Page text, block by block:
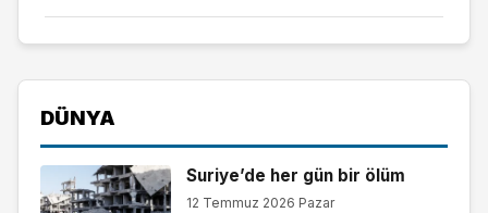
DÜNYA
Suriye’de her gün bir ölüm
12 Temmuz 2026 Pazar